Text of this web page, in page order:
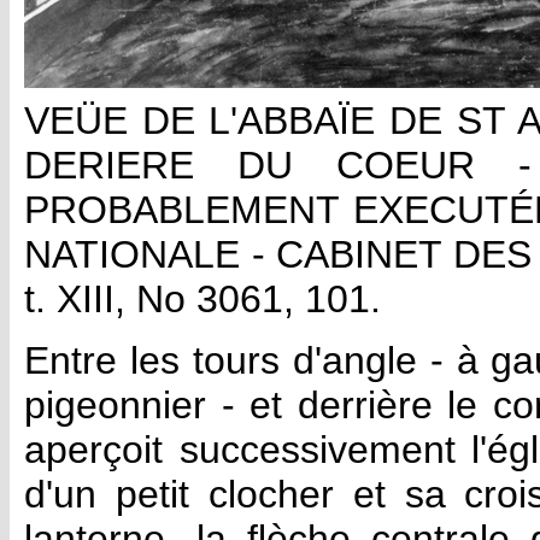
VEÜE DE L'ABBAÏE DE ST
DERIERE DU COEUR
PROBABLEMENT
NATIONALE - CABINET
t. XIII, No 3061, 101.
Entre les tours d'angle - à
pigeonnier - et derrière le
aperçoit successivement
d'un petit clocher et sa